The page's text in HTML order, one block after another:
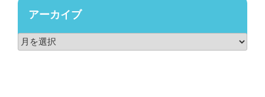
アーカイブ